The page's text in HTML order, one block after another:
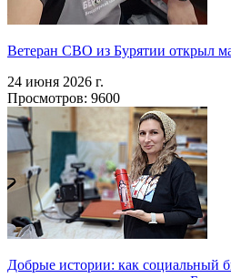
Ветеран СВО из Бурятии открыл
24 июня 2026 г.
Просмотров: 9600
Добрые истории: как социальный